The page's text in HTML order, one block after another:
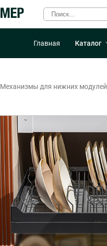
Главная Каталог
Механизмы для нижних модулей